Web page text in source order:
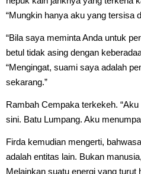
“Mungkin hanya aku yang tersisa
“Bila saya meminta Anda untuk
betul tidak asing dengan
“Mengingat, suami saya adalah
sekarang.”
Rambah Cempaka terkekeh.
sini. Batu Lumpang. Aku
Firda kemudian mengerti,
adalah entitas lain. Bukan
Melainkan suatu energi yang turut